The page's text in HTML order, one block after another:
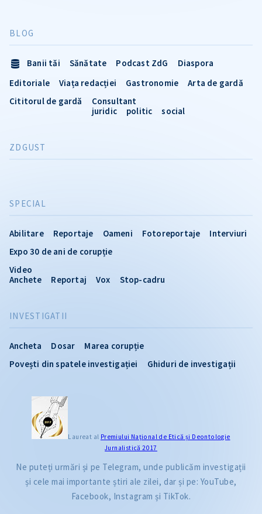
INVESTIGATII
Ancheta Dosar
Marea corupție
Povești din spatele investigației
Ghiduri de investigații
SPECIAL
Abilitare Reportaje Oameni Fotoreportaje
Interviuri
Expo 30 de ani de corupție
Video
Anchete
Reportaj Vox Stop-cadru
BLOG
Banii tăi Sănătate Podcast ZdG
Diaspora
Editoriale
Viața redacției Gastronomie
Arta de gardă
Cititorul de gardă
Consultant
juridic
politic social
ZDGUST
Laureat al Premiului Naţional de Etică și Deontologie
Jurnalistică 2017
Ne puteți urmări și pe Telegram, unde publicăm investigații
și cele mai importante știri ale zilei, dar și pe: YouTube,
Facebook, Instagram și TikTok.